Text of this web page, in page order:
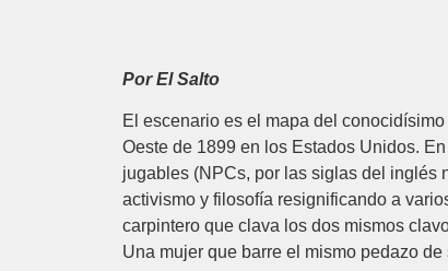
Por El Salto
El escenario es el mapa del
Oeste de 1899 en los Estados Unidos.
jugables (NPCs, por las siglas del inglés
activismo y filosofía resignificando a
carpintero que clava los dos mismos
Una mujer que barre el mismo pedazo